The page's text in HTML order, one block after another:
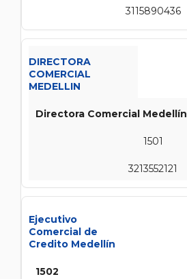
3115890436
DIRECTORA
COMERCIAL
MEDELLIN
Directora Comercial Medellín
1501
3213552121
Ejecutivo
Comercial de
Credito Medellín
1502